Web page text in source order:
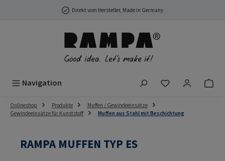
Zum Hauptinhalt springenDirekt vom Hersteller, Made in Germany
Navigation Du hast 0
Onlineshop Produkte
Muffen / Gewindeeinsätze
Gewindeeinsätze für Kunststoff
Muffen aus Stahl mit Beschichtung
RAMPA MUFFEN TYP ES